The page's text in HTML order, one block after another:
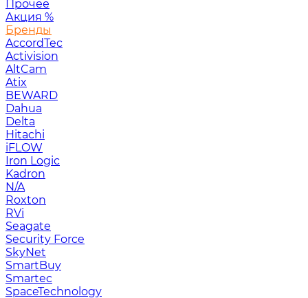
Прочее
Акция %
Бренды
AccordTec
Activision
AltCam
Atix
BEWARD
Dahua
Delta
Hitachi
iFLOW
Iron Logic
Kadron
N/A
Roxton
RVi
Seagate
Security Force
SkyNet
SmartBuy
Smartec
SpaceTechnology